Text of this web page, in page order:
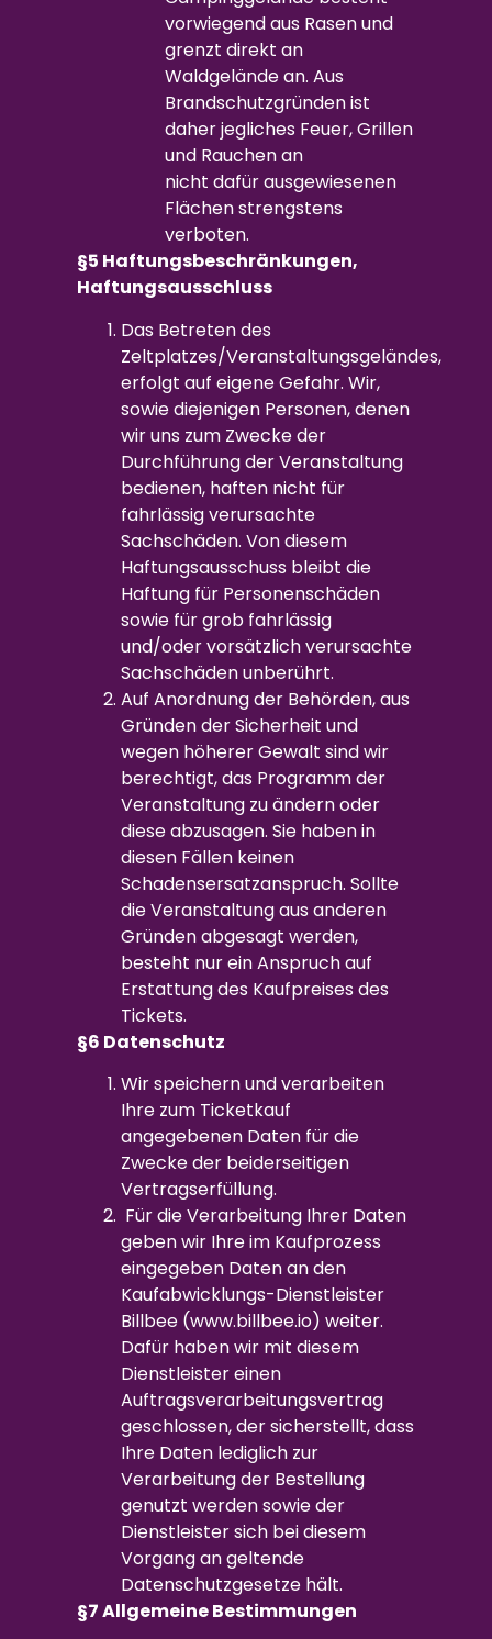
vorwiegend aus Rasen und
grenzt direkt an
Waldgelände an. Aus
Brandschutzgründen ist
daher jegliches Feuer, Grillen
und Rauchen an
nicht dafür ausgewiesenen
Flächen strengstens
verboten.
§5 Haftungsbeschränkungen,
Haftungsausschluss
Das Betreten des
Zeltplatzes/Veranstaltungsgeländes,
erfolgt auf eigene Gefahr. Wir,
sowie diejenigen Personen, denen
wir uns zum Zwecke der
Durchführung der Veranstaltung
bedienen, haften nicht für
fahrlässig verursachte
Sachschäden. Von diesem
Haftungsausschuss bleibt die
Haftung für Personenschäden
sowie für grob fahrlässig
und/oder vorsätzlich verursachte
Sachschäden unberührt.
Auf Anordnung der Behörden, aus
Gründen der Sicherheit und
wegen höherer Gewalt sind wir
berechtigt, das Programm der
Veranstaltung zu ändern oder
diese abzusagen. Sie haben in
diesen Fällen keinen
Schadensersatzanspruch. Sollte
die Veranstaltung aus anderen
Gründen abgesagt werden,
besteht nur ein Anspruch auf
Erstattung des Kaufpreises des
Tickets.
§6 Datenschutz
Wir speichern und verarbeiten
Ihre zum Ticketkauf
angegebenen Daten für die
Zwecke der beiderseitigen
Vertragserfüllung.
Für die Verarbeitung Ihrer Daten
geben wir Ihre im Kaufprozess
eingegeben Daten an den
Kaufabwicklungs-Dienstleister
Billbee (www.billbee.io) weiter.
Dafür haben wir mit diesem
Dienstleister einen
Auftragsverarbeitungsvertrag
geschlossen, der sicherstellt, dass
Ihre Daten lediglich zur
Verarbeitung der Bestellung
genutzt werden sowie der
Dienstleister sich bei diesem
Vorgang an geltende
Datenschutzgesetze hält.
§7 Allgemeine Bestimmungen